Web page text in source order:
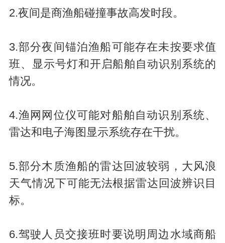
2.夜间是商渔船碰撞事故高发时段。
3.部分夜间锚泊渔船可能存在未按要求值
班、显示号灯和开启船舶自动识别系统的
情况。
4.渔网网位仪可能对船舶自动识别系统、
雷达和电子海图显示系统存在干扰。
5.部分木质渔船的雷达回波较弱，大风浪
天气情况下可能无法根据雷达回波辨识目
标。
6.驾驶人员交接班时要说明周边水域商船